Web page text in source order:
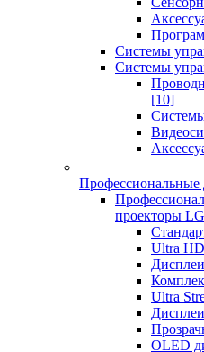
Системы
Системы
[10]
Профессиональные
проекторы LG
Ultra
Ultra
OLED